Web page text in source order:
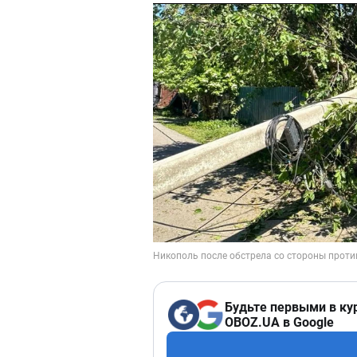
Будьте первыми в
OBOZ.UA в Google